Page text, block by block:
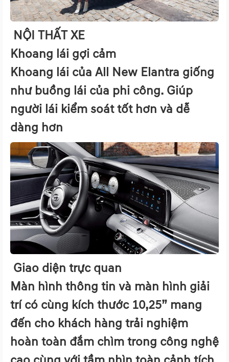
NỘI THẤT XE
Khoang lái gợi cảm
Khoang lái của All New Elantra giống
như buồng lái của phi công. Giúp
người lái kiểm soát tốt hơn và dễ
dàng hơn
Giao diện trực quan
Màn hình thông tin và màn hình giải
trí có cùng kích thước 10,25” mang
đến cho khách hàng trải nghiệm
hoàn toàn đắm chìm trong công nghệ